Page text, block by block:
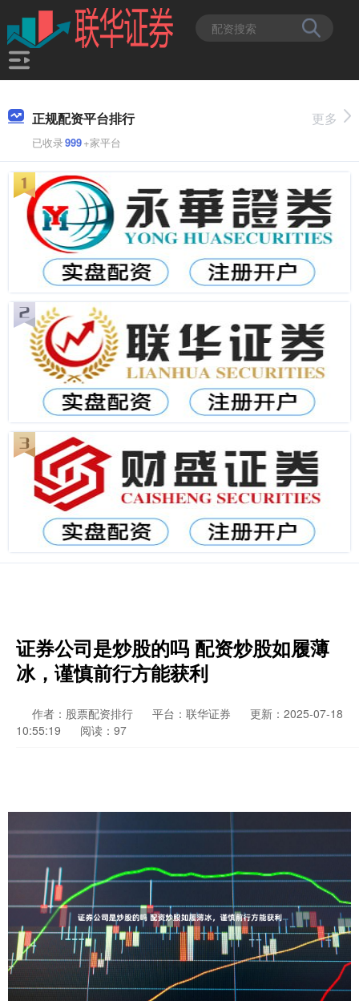
正规配资平台排行
已收录999+家平台
更多
证券公司是炒股的吗 配资炒股如履薄
冰，谨慎前行方能获利
作者：股票配资排行 平台：联华证券
更新：2025-07-18
10:55:19
阅读：97